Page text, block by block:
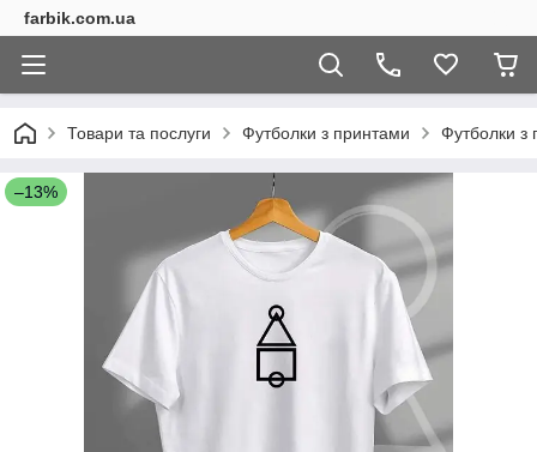
farbik.com.ua
Товари та послуги Футболки з принтами Футболки з
–13%